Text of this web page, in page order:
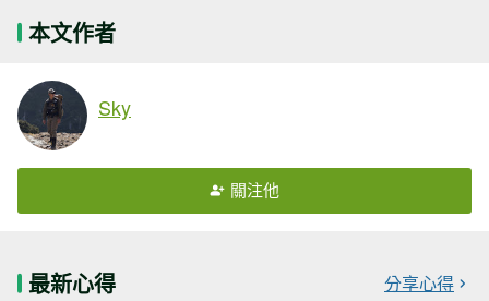
本文作者
Sky
關注他
最新心得 分享心得